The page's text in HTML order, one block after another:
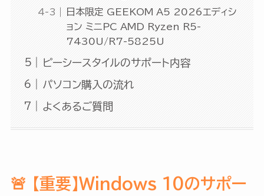
日本限定 GEEKOM A5 2026エディシ
ョン ミニPC AMD Ryzen R5-
7430U/R7-5825U
ピーシースタイルのサポート内容
パソコン購入の流れ
よくあるご質問
🚨 【重要】Windows 10のサポー